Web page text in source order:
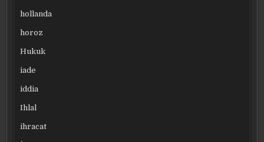
hollanda
horoz
Hukuk
iade
iddia
Ihlal
ihracat